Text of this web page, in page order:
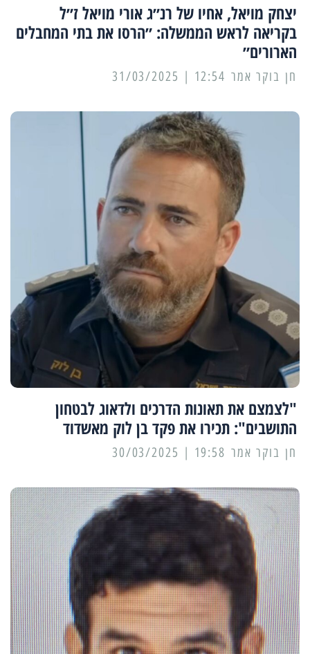
יצחק מויאל, אחיו של רנ״ג אורי מויאל ז״ל
בקריאה לראש הממשלה: ״הרסו את בתי המחבלים
הארורים״
12:54 | 31/03/2025
"לצמצם את תאונות הדרכים ולדאוג לבטחון
התושבים": תכירו את פקד בן לוק מאשדוד
19:58 | 30/03/2025